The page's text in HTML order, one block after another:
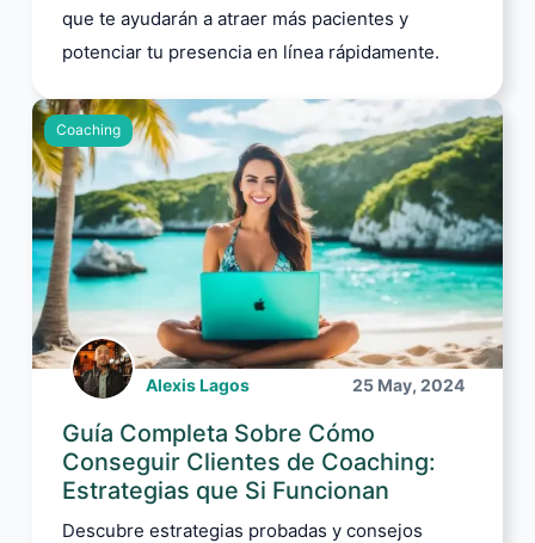
que te ayudarán a atraer más pacientes y
potenciar tu presencia en línea rápidamente.
Coaching
Alexis Lagos 25 May, 2024
Guía Completa Sobre Cómo
Conseguir Clientes de Coaching:
Estrategias que Si Funcionan
Descubre estrategias probadas y consejos